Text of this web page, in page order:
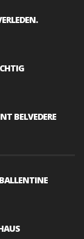
BELVEDERE